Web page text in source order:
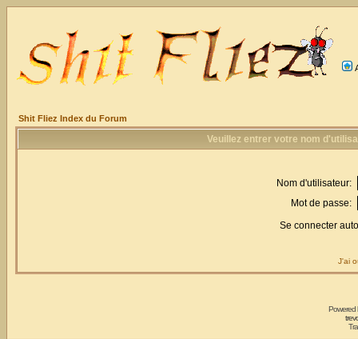
Shit Fliez Index du Forum
Veuillez entrer votre nom
Nom d'utilisateur:
Mot de passe:
Se connecter
J'ai
Powered